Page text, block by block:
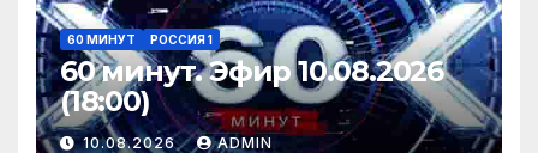
60 МИНУТ РОССИЯ 1
60 минут. Эфир 10.08.2026
(18:00)
10.08.2026 ADMIN